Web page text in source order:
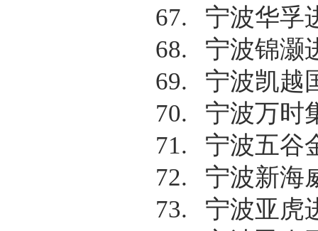
67.
宁波华孚
68.
宁波锦灏
69.
宁波凯越
70.
宁波万时
71.
宁波五谷
72.
宁波新海
73.
宁波亚虎